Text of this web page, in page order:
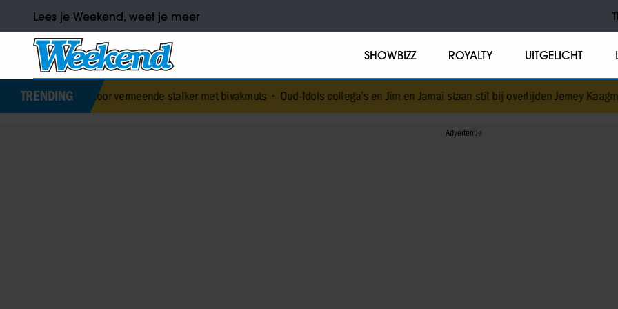
Lees je Weekend, weet je meer
SHOWBIZZ ROYALTY UITGELICHT
TRENDING
vermeende stalker met bivakmuts •Oud-Idols collega’s en Jim en Jamai staan stil bij overlijden Jerney Kaagman•Vriendin Enzo